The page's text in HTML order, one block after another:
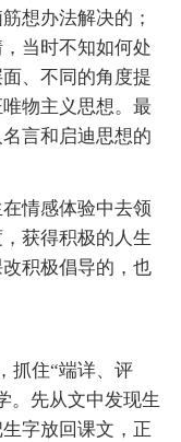
想办法解决的；
当时不知如何处
、不同的角度提
物主义思想。最
言和启迪思想的
情感体验中去领
获得积极的人生
积极倡导的，也
抓住“端详、评
。先从文中发现生
字放回课文，正